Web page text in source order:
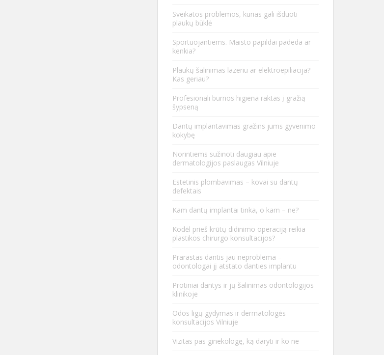
Sveikatos problemos, kurias gali išduoti
plaukų būklė
Sportuojantiems. Maisto papildai padeda ar
kenkia?
Plaukų šalinimas lazeriu ar elektroepiliacija?
Kas geriau?
Profesionali burnos higiena raktas į gražią
šypseną
Dantų implantavimas gražins jums gyvenimo
kokybę
Norintiems sužinoti daugiau apie
dermatologijos paslaugas Vilniuje
Estetinis plombavimas – kovai su dantų
defektais
Kam dantų implantai tinka, o kam – ne?
Kodėl prieš krūtų didinimo operaciją reikia
plastikos chirurgo konsultacijos?
Prarastas dantis jau neproblema –
odontologai jį atstato danties implantu
Protiniai dantys ir jų šalinimas odontologijos
klinikoje
Odos ligų gydymas ir dermatologės
konsultacijos Vilniuje
Vizitas pas ginekologę, ką daryti ir ko ne